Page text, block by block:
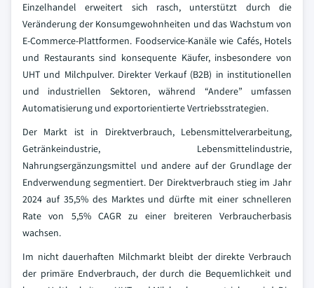
Einzelhandel erweitert sich rasch, unterstützt durch die
Veränderung der Konsumgewohnheiten und das Wachstum von
E-Commerce-Plattformen. Foodservice-Kanäle wie Cafés, Hotels
und Restaurants sind konsequente Käufer, insbesondere von
UHT und Milchpulver. Direkter Verkauf (B2B) in institutionellen
und industriellen Sektoren, während “Andere” umfassen
Automatisierung und exportorientierte Vertriebsstrategien.
Der Markt ist in Direktverbrauch, Lebensmittelverarbeitung,
Getränkeindustrie, Lebensmittelindustrie,
Nahrungsergänzungsmittel und andere auf der Grundlage der
Endverwendung segmentiert. Der Direktverbrauch stieg im Jahr
2024 auf 35,5% des Marktes und dürfte mit einer schnelleren
Rate von 5,5% CAGR zu einer breiteren Verbraucherbasis
wachsen.
Im nicht dauerhaften Milchmarkt bleibt der direkte Verbrauch
der primäre Endverbrauch, der durch die Bequemlichkeit und